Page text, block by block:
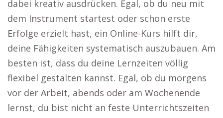
dabei kreativ ausdrücken. Egal, ob du neu mit
dem Instrument startest oder schon erste
Erfolge erzielt hast, ein Online-Kurs hilft dir,
deine Fähigkeiten systematisch auszubauen. Am
besten ist, dass du deine Lernzeiten völlig
flexibel gestalten kannst. Egal, ob du morgens
vor der Arbeit, abends oder am Wochenende
lernst, du bist nicht an feste Unterrichtszeiten